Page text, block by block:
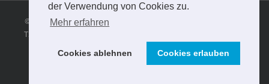
der Verwendung von Cookies zu.
Mehr erfahren
Cookies ablehnen Cookies erlauben